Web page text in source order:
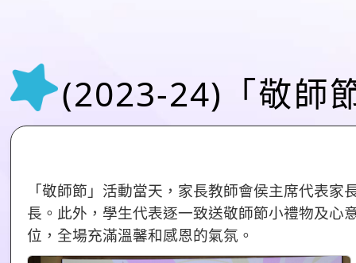
(2023-24)「敬師
「敬師節」活動當天，家長教師會侯主席代表
長。此外，學生代表逐一致送敬師節小禮物及心
位，全場充滿溫馨和感恩的氣氛。